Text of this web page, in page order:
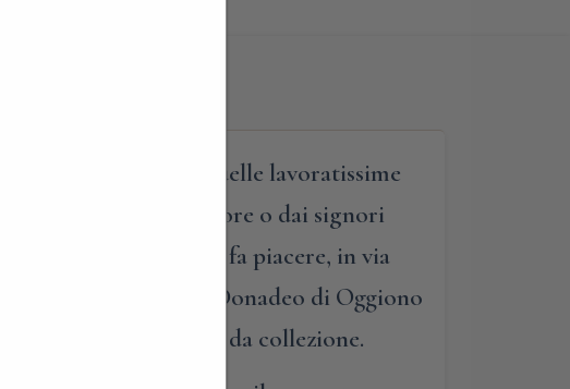
sciarpette o quelle lavoratissime
indossate dalle signore o dai signori
tutta Europa…Se vi fa piacere, in via
azienda dei Fratelli Donadeo di Oggiono
veri e propri pezzi da collezione.